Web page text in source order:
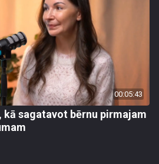
00:05:43
sagatavot bērnu pirmajam